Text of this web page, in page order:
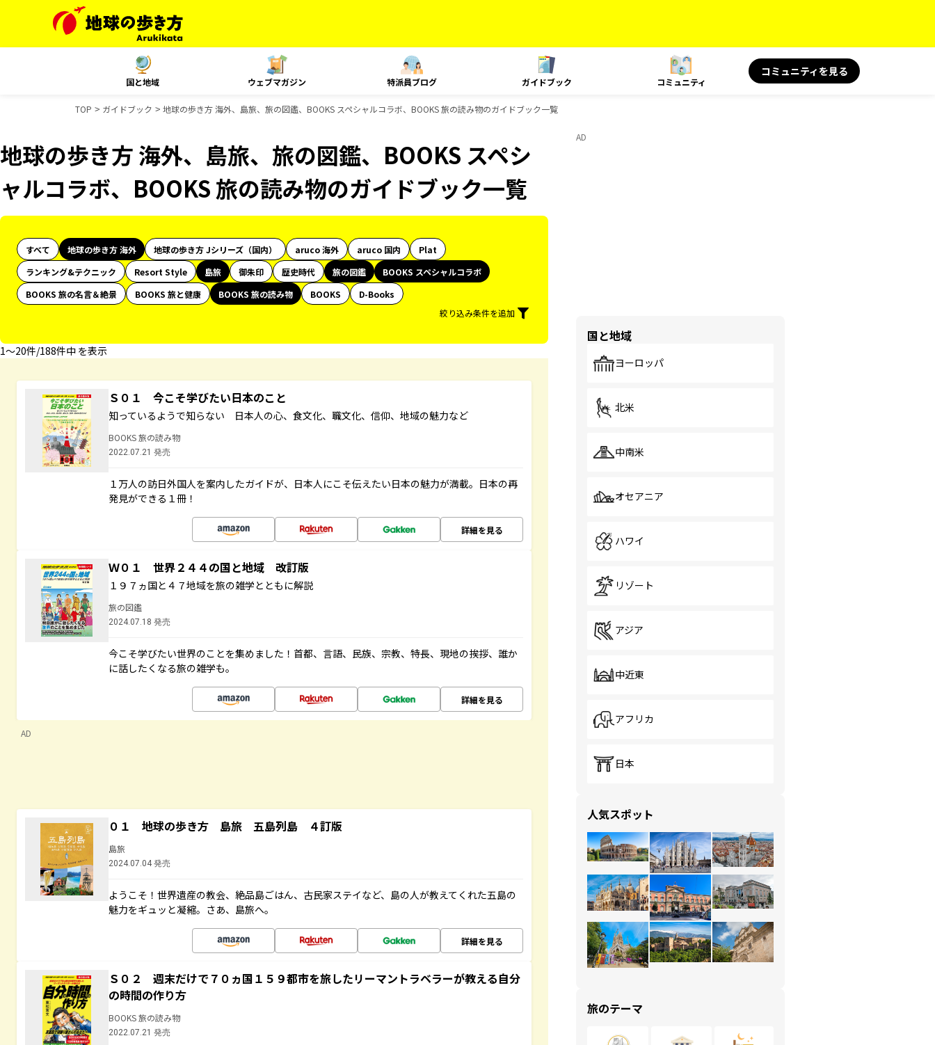
国と地域 ウェブマガジン 特派員ブログ ガイドブック コミュニティ
コミュニティを見る
TOP ガイドブック 地球の歩き方 海外、島旅、旅の図鑑、BOOKS スペシャルコラボ、BOOKS 旅の読み物のガイドブック一覧
地球の歩き方 海外、島旅、旅の図鑑、BOOKS スペシ
ャルコラボ、BOOKS 旅の読み物のガイドブック一覧
すべて 地球の歩き方 海外 地球の歩き方 Jシリーズ（国内） aruco 海外 aruco 国内
Plat
ランキング&テクニック
Resort Style 島旅 御朱印 歴史時代 旅の図鑑
BOOKS スペシャルコラボ
BOOKS 旅の名言＆絶景
BOOKS 旅と健康 BOOKS 旅の読み物 BOOKS
D-Books
絞り込み条件を追加
1〜20件/188件中 を表示
Ｓ０１ 今こそ学びたい日本のこと
知っているようで知らない 日本人の心、食文化、職文化、信仰、地域の魅力など
BOOKS 旅の読み物
2022.07.21 発売
１万人の訪日外国人を案内したガイドが、日本人にこそ伝えたい日本の魅力が満載。日本の再
発見ができる１冊！
詳細を見る
Ｗ０１ 世界２４４の国と地域 改訂版
１９７ヵ国と４７地域を旅の雑学とともに解説
旅の図鑑
2024.07.18 発売
今こそ学びたい世界のことを集めました！首都、言語、民族、宗教、特長、現地の挨拶、誰か
に話したくなる旅の雑学も。
詳細を見る
AD
０１ 地球の歩き方 島旅 五島列島 ４訂版
島旅
2024.07.04 発売
ようこそ！世界遺産の教会、絶品島ごはん、古民家ステイなど、島の人が教えてくれた五島の
魅力をギュッと凝縮。さあ、島旅へ。
詳細を見る
Ｓ０２ 週末だけで７０ヵ国１５９都市を旅したリーマントラベラーが教える自分
の時間の作り方
BOOKS 旅の読み物
2022.07.21 発売
AD
国と地域
ヨーロッパ
北米
中南米
オセアニア
ハワイ
リゾート
アジア
中近東
アフリカ
日本
人気スポット
旅のテーマ